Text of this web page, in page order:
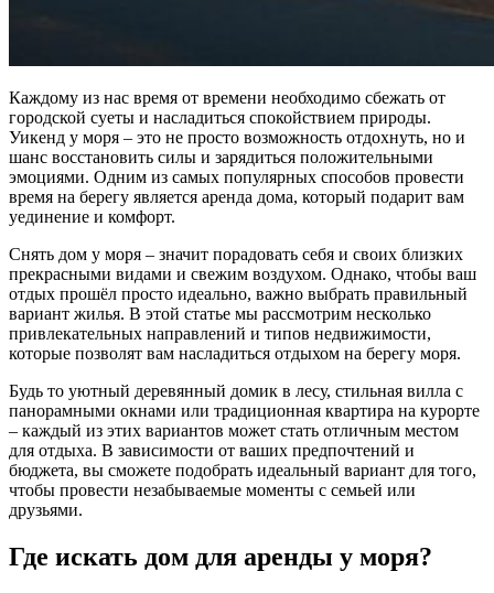
Каждому из нас время от времени необходимо сбежать от
городской суеты и насладиться спокойствием природы.
Уикенд у моря – это не просто возможность отдохнуть, но и
шанс восстановить силы и зарядиться положительными
эмоциями. Одним из самых популярных способов провести
время на берегу является аренда дома, который подарит вам
уединение и комфорт.
Снять дом у моря – значит порадовать себя и своих близких
прекрасными видами и свежим воздухом. Однако, чтобы ваш
отдых прошёл просто идеально, важно выбрать правильный
вариант жилья. В этой статье мы рассмотрим несколько
привлекательных направлений и типов недвижимости,
которые позволят вам насладиться отдыхом на берегу моря.
Будь то уютный деревянный домик в лесу, стильная вилла с
панорамными окнами или традиционная квартира на курорте
– каждый из этих вариантов может стать отличным местом
для отдыха. В зависимости от ваших предпочтений и
бюджета, вы сможете подобрать идеальный вариант для того,
чтобы провести незабываемые моменты с семьей или
друзьями.
Где искать дом для аренды у моря?